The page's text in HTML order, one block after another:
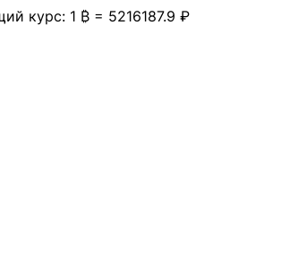
курс: 1 ₿ = 5216187.9 ₽